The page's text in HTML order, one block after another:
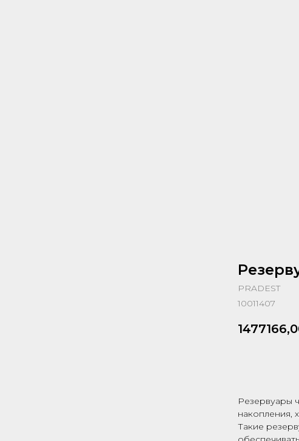
PRADEST
10011407
Резервуары
накопления,
Такие